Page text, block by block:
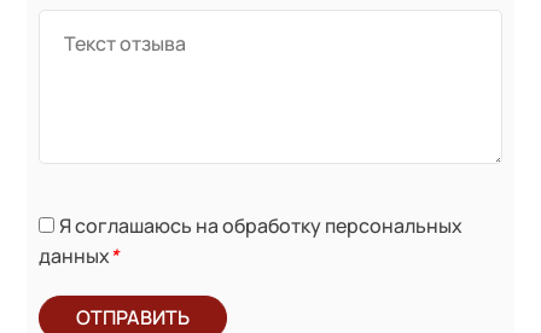
Я соглашаюсь на обработку персональных
данных*
ОТПРАВИТЬ